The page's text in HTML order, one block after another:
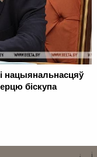
нацыянальнасцяў
біскупа